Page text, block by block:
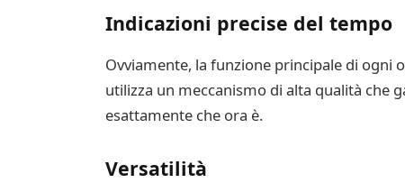
Indicazioni precise del tempo
Ovviamente, la funzione principale di ogni
utilizza un meccanismo di alta qualità che
esattamente che ora è.
Versatilità